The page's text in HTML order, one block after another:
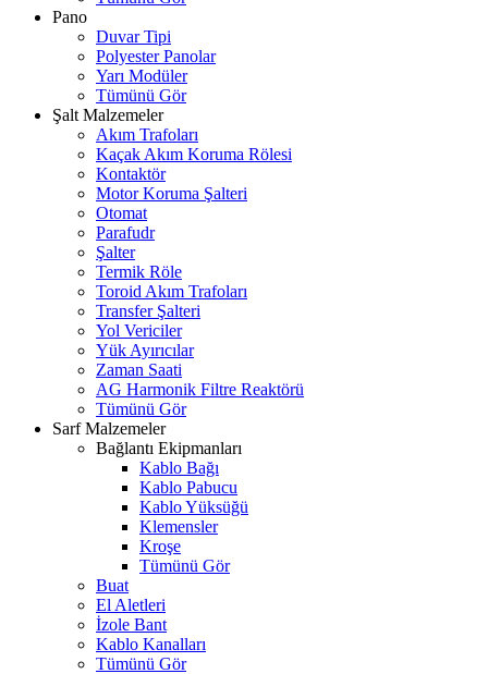
Pano
Duvar Tipi
Polyester Panolar
Yarı Modüler
Tümünü Gör
Şalt Malzemeler
Akım Trafoları
Kaçak Akım Koruma Rölesi
Kontaktör
Motor Koruma Şalteri
Otomat
Parafudr
Şalter
Termik Röle
Toroid Akım Trafoları
Transfer Şalteri
Yol Vericiler
Yük Ayırıcılar
Zaman Saati
AG Harmonik Filtre Reaktörü
Tümünü Gör
Sarf Malzemeler
Bağlantı Ekipmanları
Kablo Bağı
Kablo Pabucu
Kablo Yüksüğü
Klemensler
Kroşe
Tümünü Gör
Buat
El Aletleri
İzole Bant
Kablo Kanalları
Tümünü Gör